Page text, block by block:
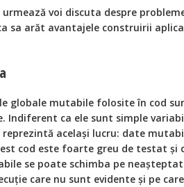
urmează voi discuta despre
sa arăt avantajele construirii
globale mutabile folosite în cod
Indiferent ca ele sunt simple
reprezintă acelaşi lucru: date
cod este foarte greu de testat şi
se poate schimba pe
care nu sunt evidente şi pe